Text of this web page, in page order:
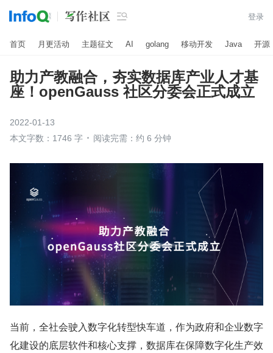
 登录
首页 月更活动 主题征文 AI golang 移动开发 Java 开源
助力产教融合，夯实数据库产业人才基
座！openGauss 社区分委会正式成立
2022-01-13
本文字数：1746 字
阅读完需：约 6 分钟
当前，全社会驶入数字化转型快车道，作为政府和企业数字
化建设的底层软件和核心支撑，数据库在保障数字化生产效